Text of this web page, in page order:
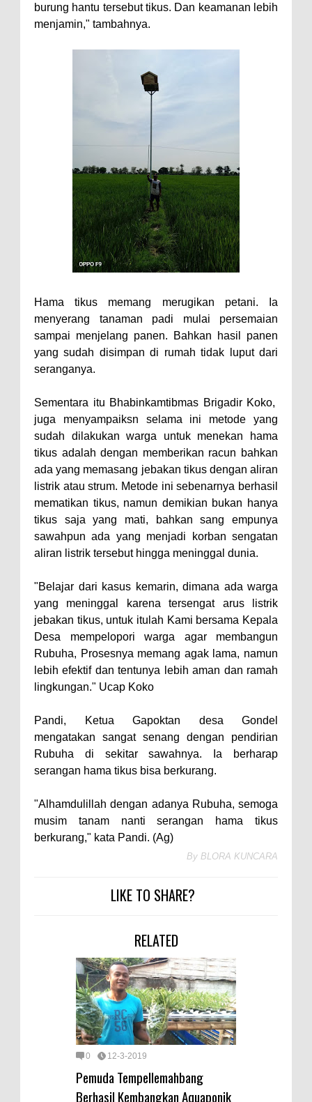
burung hantu tersebut tikus. Dan keamanan lebih
menjamin," tambahnya.
Hama tikus memang merugikan petani. Ia
menyerang tanaman padi mulai persemaian
sampai menjelang panen. Bahkan hasil panen
yang sudah disimpan di rumah tidak luput dari
seranganya.
Sementara itu Bhabinkamtibmas Brigadir Koko,
juga menyampaiksn selama ini metode yang
sudah dilakukan warga untuk menekan hama
tikus adalah dengan memberikan racun bahkan
ada yang memasang jebakan tikus dengan aliran
listrik atau strum. Metode ini sebenarnya berhasil
mematikan tikus, namun demikian bukan hanya
tikus saja yang mati, bahkan sang empunya
sawahpun ada yang menjadi korban sengatan
aliran listrik tersebut hingga meninggal dunia.
"Belajar dari kasus kemarin, dimana ada warga
yang meninggal karena tersengat arus listrik
jebakan tikus, untuk itulah Kami bersama Kepala
Desa mempelopori warga agar membangun
Rubuha, Prosesnya memang agak lama, namun
lebih efektif dan tentunya lebih aman dan ramah
lingkungan." Ucap Koko
Pandi, Ketua Gapoktan desa Gondel
mengatakan sangat senang dengan pendirian
Rubuha di sekitar sawahnya. Ia berharap
serangan hama tikus bisa berkurang.
"Alhamdulillah dengan adanya Rubuha, semoga
musim tanam nanti serangan hama tikus
berkurang," kata Pandi. (Ag)
By BLORA KUNCARA
LIKE TO SHARE?
RELATED
0 12-3-2019
Pemuda Tempellemahbang
Berhasil Kembangkan Aquaponik